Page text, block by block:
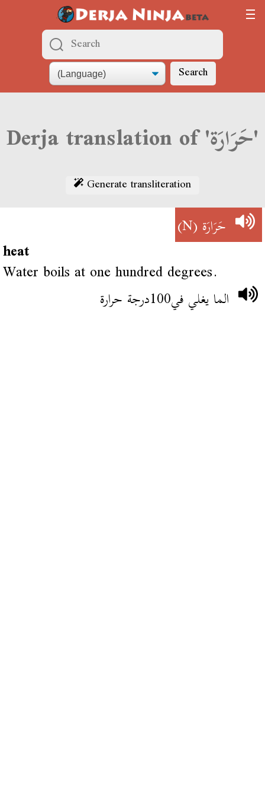
Search
Derja translation of 'حَرَارَة'
Generate transliteration
حَرَارَة(N)
heat
Water boils at one hundred degrees.
الما يغلي في100درجة حرارة